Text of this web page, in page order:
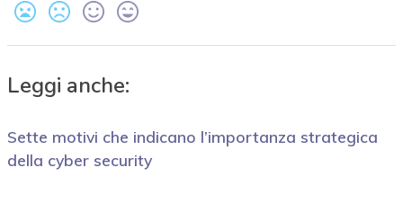
Leggi anche:
Sette motivi che indicano l’importanza strategica
della cyber security